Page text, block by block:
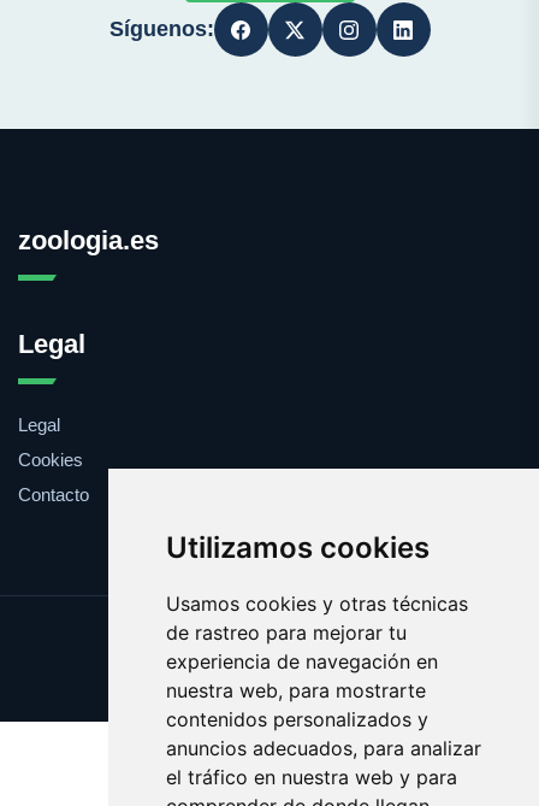
Utilizamos cookies
Usamos cookies y otras técnicas
de rastreo para mejorar tu
experiencia de navegación en
nuestra web, para mostrarte
contenidos personalizados y
anuncios adecuados, para analizar
el tráfico en nuestra web y para
Síguenos:
zoologia.es
Legal
Legal
Cookies
Contacto
Update cookies preferences
Copyright © 2025 zoologia.es